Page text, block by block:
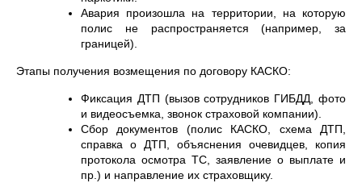
Авария произошла на территории, на которую
полис не распространяется (например, за
границей).
Этапы получения возмещения по договору КАСКО:
Фиксация ДТП (вызов сотрудников ГИБДД, фото
и видеосъемка, звонок страховой компании).
Сбор документов (полис КАСКО, схема ДТП,
справка о ДТП, объяснения очевидцев, копия
протокола осмотра ТС, заявление о выплате и
пр.) и направление их страховщику.